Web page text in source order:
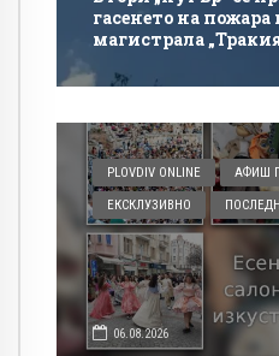
гасенето на пожара
магистрала
PLOVDIV ONLINE АФИШ
ЕКСКЛУЗИВНО
06.08.2026